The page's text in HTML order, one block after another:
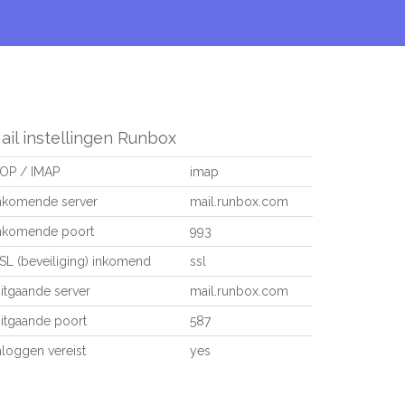
instellingen Runbox
/ IMAP imap
server mail.runbox.com
poort 993
(beveiliging) inkomend ssl
server mail.runbox.com
poort 587
vereist yes